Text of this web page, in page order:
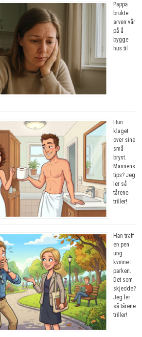
Pappa
brukte
arven vår
på å
bygge
hus til
Hun
klaget
over sine
små
bryst.
Mannens
tips? Jeg
ler så
tårene
triller!
Han traff
en pen
ung
kvinne i
parken.
Det som
skjedde?
Jeg ler
så tårene
triller!